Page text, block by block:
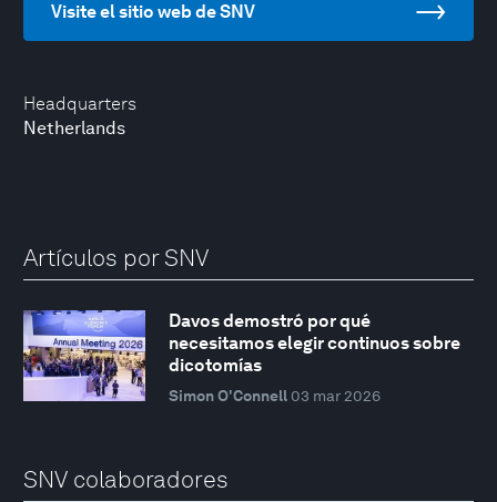
Headquarters
Netherlands
Visite el sitio web de SNV
Artículos por SNV
Davos demostró por qué
necesitamos elegir continuos sobre
dicotomías
Simon O'Connell 03 mar 2026
SNV colaboradores